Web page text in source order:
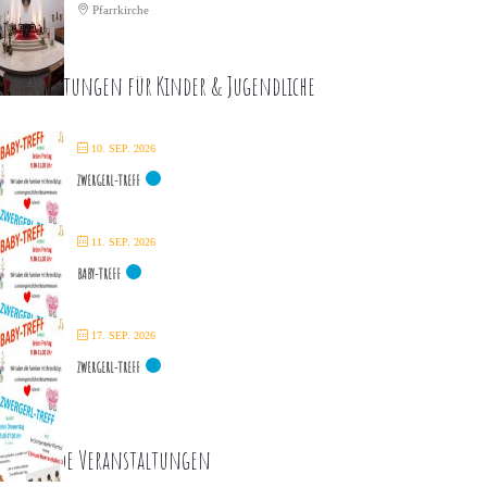
Pfarrkirche
für Kinder & Jugendliche
10. SEP. 2026
ZWERGERL-TREFF
11. SEP. 2026
BABY-TREFF
17. SEP. 2026
ZWERGERL-TREFF
Veranstaltungen